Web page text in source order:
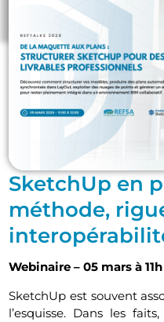
Architecture,
SketchUp en
méthode,
Webinaire – 05 mars à 11h
SketchUp est souvent
l’esquisse. Dans les